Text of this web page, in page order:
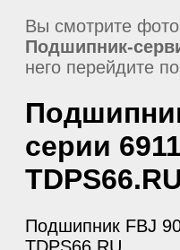
Вы смотрите
Подшипник-
него перейдите
серии
Подшипник FBJ